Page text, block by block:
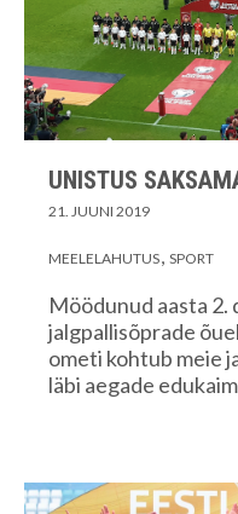
UNISTUS
21. JUUNI 2019
MEELELAHUTUS SPORT
Möödunud aasta
jalgpallisõprade
ometi kohtub meie
läbi aegade